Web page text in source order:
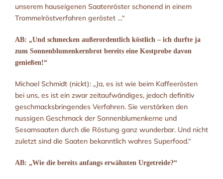
unserem hauseigenen Saatenröster schonend in einem
Trommelröstverfahren geröstet …“
AB: „Und schmecken außerordentlich köstlich – ich durfte ja
zum Sonnenblumenkernbrot bereits eine Kostprobe davon
genießen!“
Michael Schmidt (nickt): „Ja, es ist wie beim Kaffeerösten
bei uns, es ist ein zwar zeitaufwändiges, jedoch definitiv
geschmacksbringendes Verfahren. Sie verstärken den
nussigen Geschmack der Sonnenblumenkerne und
Sesamsaaten durch die Röstung ganz wunderbar. Und nicht
zuletzt sind die Saaten bekanntlich wahres Superfood.“
AB: „Wie die bereits anfangs erwähnten Urgetreide?“